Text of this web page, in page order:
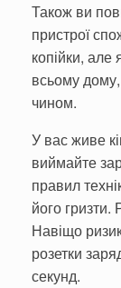
Також ви
пристрої
копійки, але
всьому
чином.
У вас живе
виймайте
правил
його
Навіщо
розетки
секунд.